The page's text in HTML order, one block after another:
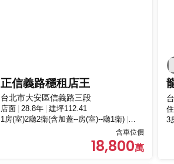
正信義路穩租店王
台北市大安區信義路三段
店面 28.8年 建坪112.41
1房(室)2廳2衛(含加蓋--房(室)--廳1衛)
兩個以上車
含車位價
18,800
3